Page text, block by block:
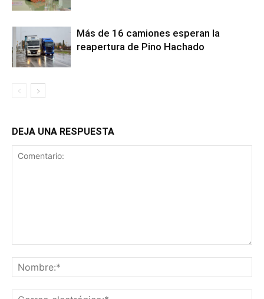
Más de 16 camiones esperan la
reapertura de Pino Hachado
DEJA UNA RESPUESTA